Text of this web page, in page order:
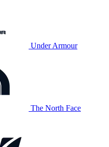
Under Armour
The North Face